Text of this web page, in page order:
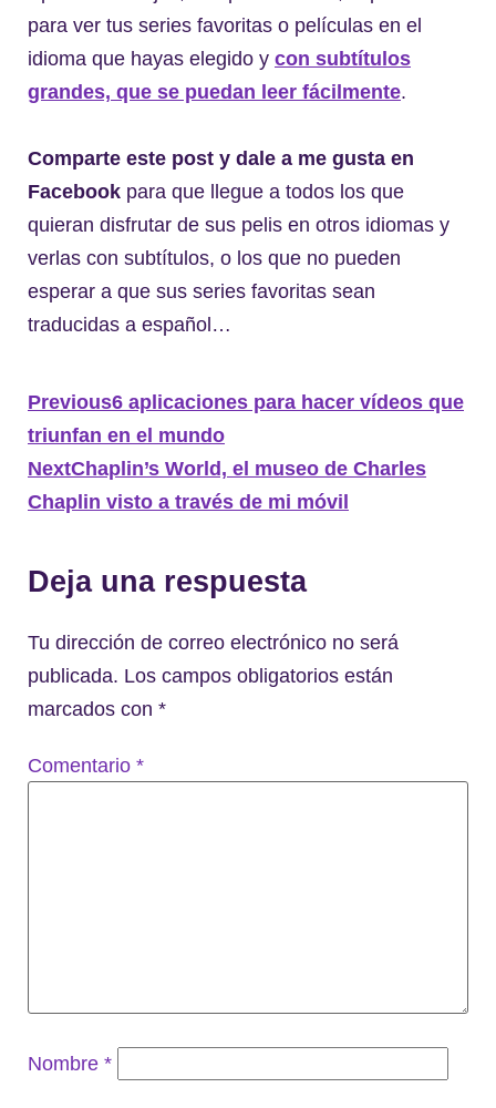
para ver tus series favoritas o películas en el
idioma que hayas elegido y con subtítulos
grandes, que se puedan leer fácilmente.
Comparte este post y dale a me gusta en
Facebook para que llegue a todos los que
quieran disfrutar de sus pelis en otros idiomas y
verlas con subtítulos, o los que no pueden
esperar a que sus series favoritas sean
traducidas a español…
Previous6 aplicaciones para hacer vídeos que
triunfan en el mundo
NextChaplin’s World, el museo de Charles
Chaplin visto a través de mi móvil
Deja una respuesta
Tu dirección de correo electrónico no será
publicada. Los campos obligatorios están
marcados con *
Comentario *
Nombre *